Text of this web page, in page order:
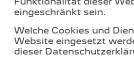
eingeschränkt sein.
Welche Cookies und
Website eingesetzt
dieser